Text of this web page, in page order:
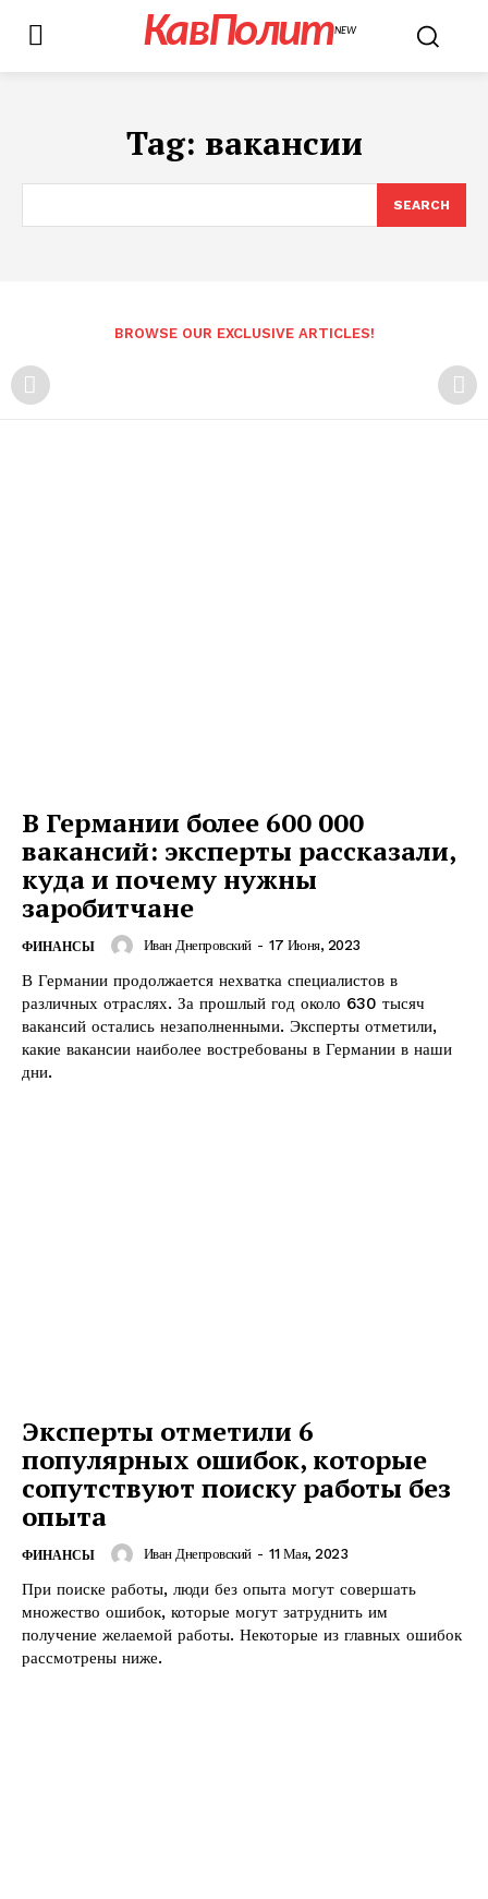
КавПолитNEW
Tag: вакансии
SEARCH
BROWSE OUR EXCLUSIVE ARTICLES!
В Германии более 600 000
вакансий: эксперты рассказали,
куда и почему нужны
заробитчане
ФИНАНСЫ Иван Днепровский - 17 Июня, 2023
В Германии продолжается нехватка специалистов в
различных отраслях. За прошлый год около 630 тысяч
вакансий остались незаполненными. Эксперты отметили,
какие вакансии наиболее востребованы в Германии в наши
дни.
Эксперты отметили 6
популярных ошибок, которые
сопутствуют поиску работы без
опыта
ФИНАНСЫ Иван Днепровский - 11 Мая, 2023
При поиске работы, люди без опыта могут совершать
множество ошибок, которые могут затруднить им
получение желаемой работы. Некоторые из главных ошибок
рассмотрены ниже.